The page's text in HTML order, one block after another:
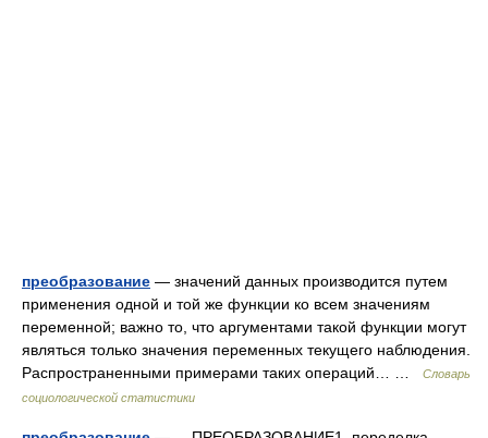
преобразование — значений данных производится путем
применения одной и той же функции ко всем значениям
переменной; важно то, что аргументами такой функции могут
являться только значения переменных текущего наблюдения.
Распространенными примерами таких операций… …
Словарь
социологической статистики